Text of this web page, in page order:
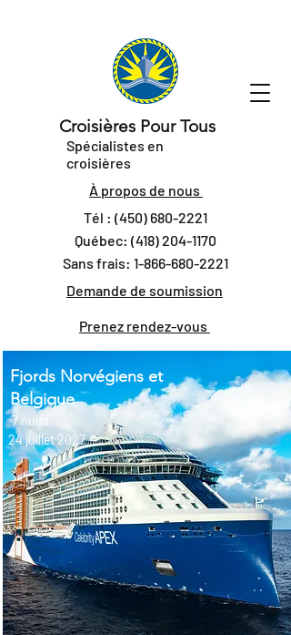
Croisières Pour Tous
Spécialistes en
croisières
À propos de nous
Tél : (450) 680-2221
Québec: (418) 204-1170
Sans frais: 1-866-680-2221
Demande de soumission
Prenez rendez-vous
Fjords Norvégiens et
Belgique
7 nuits
24 juillet 2027